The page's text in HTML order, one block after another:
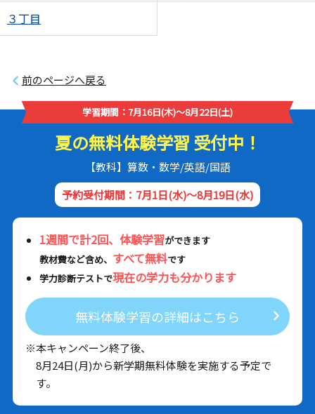
３丁目
前のページへ戻る
学習期間：7月16日(木)～8月22日(土)
夏の無料体験学習 受付中！
【教科】算数・数学/英語/国語
予約受付期間：7月1日(水)～8月19日(水)
1週間で計2回、体験学習ができます
教材費など含め、 すべて無料です
学力診断テストで現在の学力も分かります
無料体験学習の詳細はこちら
※本キャンペーン終了後、
8月24日(月)から新学期無料体験を実施する予定で
す。